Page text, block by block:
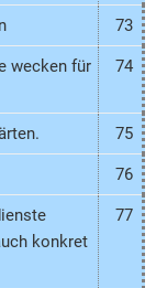
73
wecken für
74
75
76
konkret
77